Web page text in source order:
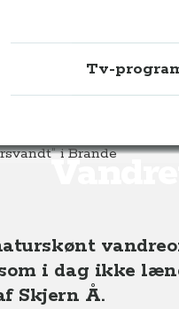
Tv-
i dag ikke
Skjern Å.